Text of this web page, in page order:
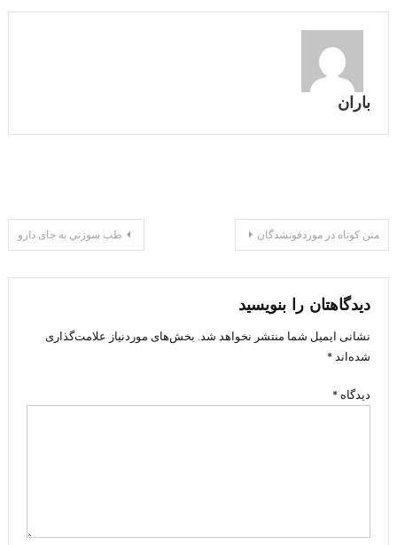
باران
راهبری
نوشته
طب سوزني به جای دارو متن کوتاه در موردفوتشدگان
دیدگاهتان را بنویسید
نشانی ایمیل شما منتشر نخواهد شد. بخش‌های موردنیاز علامت‌گذاری
شده‌اند*
دیدگاه *